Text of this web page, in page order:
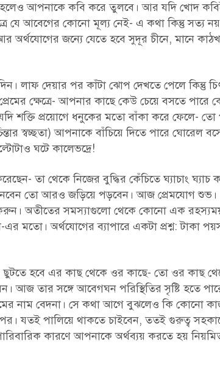
হলেও আপনাকে কবি করে তুলবে। আর যদি খোদ
যে আবেগের কোনো মূল্য নেই- এ কথা কিন্তু সত্য
জন্যে যেতে হবে সুদূর চীনে, মানে
লাফ দেয়ার পর কাঁটা ঝোপ দেখতে পেলে কিন্তু
ক্ষেত্রে- আপনার কাছে কেউ চেয়ে বসতে পারে
শক্তি প্রয়োগে ধনুকের মতো বাঁকা করে ফেলে- তো
স্বচ্ছতা) আপনাকে বাঁচিয়ে দিতে পারে ঘোরেল
ঘটে কালেভদ্রে!
তা থেকে নিজের বুদ্ধির কেঁচিতে ঘ্যাচাং ঘ্যাচ
শুনবেন তো আরও জড়িয়ে পড়বেন। আজ প্রেমযোগ শুভ।
অতীতের সমস্যাগুলো থেকে কোনো এক
মতো। অর্থযোগের ব্যাপারে একটা প্রশ্ন: টাকা
হবে এর কাছ থেকে ওর কাছে- তো ওর কাছ
আজ তার সঙ্গে আবেগঘন পরিস্থিতির সৃষ্টি হতে
নাম বেদনা। সে কথা আগে বুঝলেও কি কোনো
যতই পালিয়ে থাকতে চাইবেন, ততই গুরুত্ব
কারণে আপনাকে অর্থব্যয় করতে হয়